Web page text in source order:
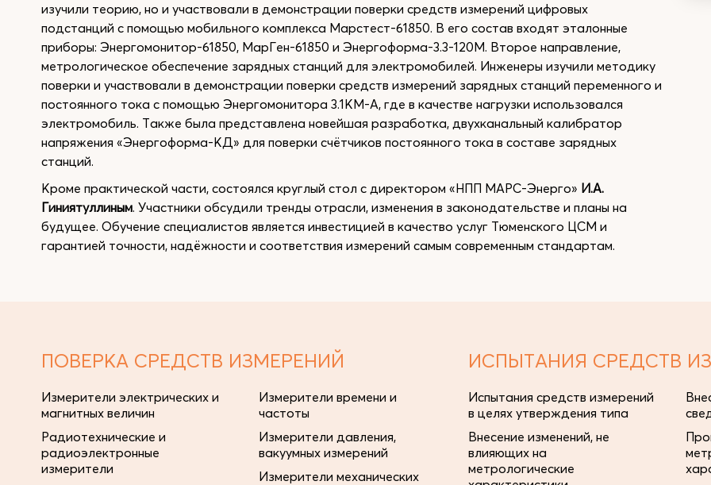
изучили теорию, но и участвовали в демонстрации поверки средств измерений цифровых
подстанций с помощью мобильного комплекса Марстест-61850. В его состав входят эталонные
приборы: Энергомонитор-61850, МарГен-61850 и Энергоформа-3.3-120М. Второе направление,
метрологическое обеспечение зарядных станций для электромобилей. Инженеры изучили методику
поверки и участвовали в демонстрации поверки средств измерений зарядных станций переменного и
постоянного тока с помощью Энергомонитора 3.1КМ-А, где в качестве нагрузки использовался
электромобиль. Также была представлена новейшая разработка, двухканальный калибратор
напряжения «Энергоформа-КД» для поверки счётчиков постоянного тока в составе зарядных
станций.
Кроме практической части, состоялся круглый стол с директором «НПП МАРС-Энерго» И.А.
Гиниятуллиным. Участники обсудили тренды отрасли, изменения в законодательстве и планы на
будущее. Обучение специалистов является инвестицией в качество услуг Тюменского ЦСМ и
гарантией точности, надёжности и соответствия измерений самым современным стандартам.
ПОВЕРКА СРЕДСТВ ИЗМЕРЕНИЙ
Измерители электрических и
магнитных величин
Радиотехнические и
радиоэлектронные
измерители
Измерители времени и
частоты
Измерители давления,
вакуумных измерений
Измерители механических
ИСПЫТАНИЯ СРЕДСТВ
Испытания средств измерений
в целях утверждения типа
Внесение изменений, не
влияющих на
метрологические